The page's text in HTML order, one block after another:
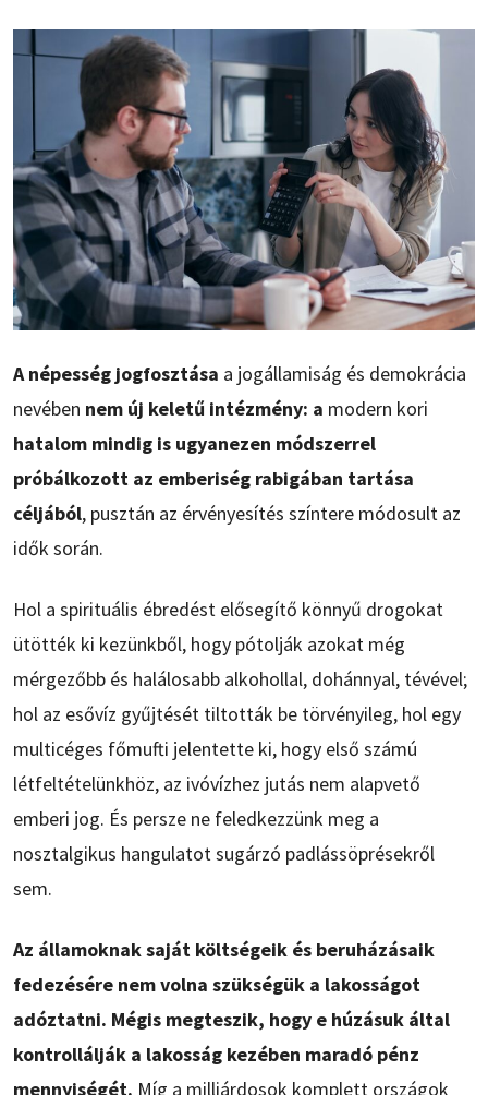
A népesség jogfosztása a jogállamiság és demokrácia
nevében nem új keletű intézmény: a modern kori
hatalom mindig is ugyanezen módszerrel
próbálkozott az emberiség rabigában tartása
céljából, pusztán az érvényesítés színtere módosult az
idők során.
Hol a spirituális ébredést elősegítő könnyű drogokat
ütötték ki kezünkből, hogy pótolják azokat még
mérgezőbb és halálosabb alkohollal, dohánnyal, tévével;
hol az esővíz gyűjtését tiltották be törvényileg, hol egy
multicéges főmufti jelentette ki, hogy első számú
létfeltételünkhöz, az ivóvízhez jutás nem alapvető
emberi jog. És persze ne feledkezzünk meg a
nosztalgikus hangulatot sugárzó padlássöprésekről
sem.
Az államoknak saját költségeik és beruházásaik
fedezésére nem volna szükségük a lakosságot
adóztatni. Mégis megteszik, hogy e húzásuk által
kontrollálják a lakosság kezében maradó pénz
mennyiségét. Míg a milliárdosok komplett országok